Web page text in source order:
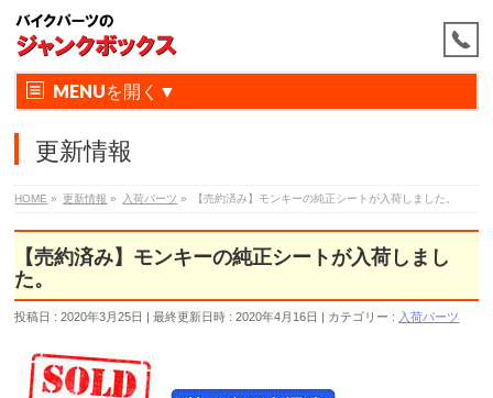
MENU
更新情報
HOME » 更新情報 » 入荷パーツ » 【売約済み】モンキーの純正シートが入荷しました。
【売約済み】モンキーの純正シートが入荷しまし
た。
投稿日 : 2020年3月25日 最終更新日時 : 2020年4月16日 カテゴリー : 入荷パーツ